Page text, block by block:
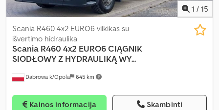
1 / 15
Dabrowa k/Opola 645 km
Scania R460 4x2 EURO6 vilkikas su
išvertimo hidraulika
Scania R460 4x2 EURO6 CIĄGNIK
SIODŁOWY Z HYDRAULIKĄ WY...
Kainos informacija Skambinti